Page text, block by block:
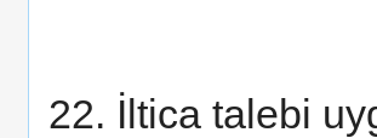
22. İltica talebi